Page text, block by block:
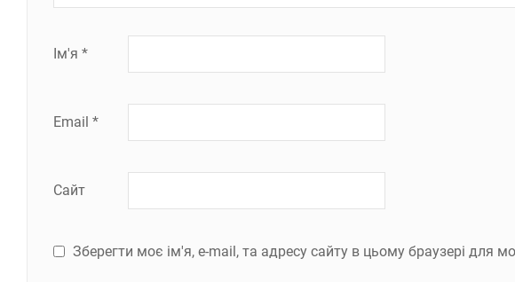
Ім'я *
Email *
Сайт
Зберегти моє ім'я, e-mail, та адресу сайту в цьому браузері для